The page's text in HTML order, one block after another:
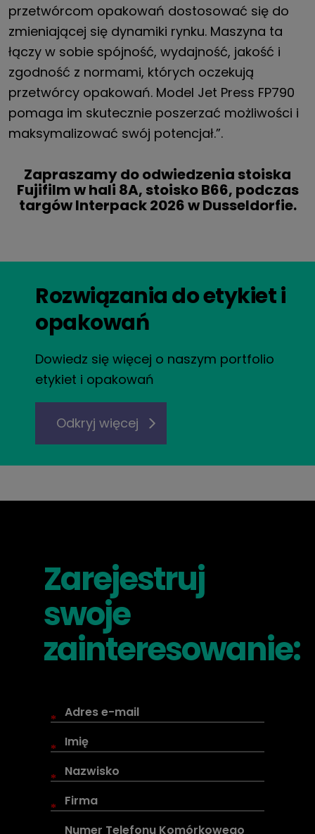
przetwórcom opakowań dostosować się do
zmieniającej się dynamiki rynku. Maszyna ta
łączy w sobie spójność, wydajność, jakość i
zgodność z normami, których oczekują
przetwórcy opakowań. Model Jet Press FP790
pomaga im skutecznie poszerzać możliwości i
maksymalizować swój potencjał.”.
Zapraszamy do odwiedzenia stoiska
Fujifilm w hali 8A, stoisko B66, podczas
targów Interpack 2026 w Dusseldorfie.
Rozwiązania do etykiet i
opakowań
Dowiedz się więcej o naszym portfolio
etykiet i opakowań
Odkryj więcej
Zarejestruj
swoje
zainteresowanie:
*
*
*
*